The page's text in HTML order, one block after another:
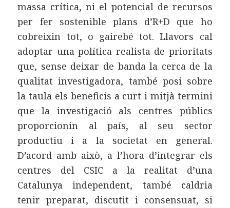
massa crítica, ni el potencial de recursos
per fer sostenible plans d’R+D que ho
cobreixin tot, o gairebé tot. Llavors cal
adoptar una política realista de prioritats
que, sense deixar de banda la cerca de la
qualitat investigadora, també posi sobre
la taula els beneficis a curt i mitjà termini
que la investigació als centres públics
proporcionin al país, al seu sector
productiu i a la societat en general.
D’acord amb això, a l’hora d’integrar els
centres del CSIC a la realitat d’una
Catalunya independent, també caldria
tenir preparat, discutit i consensuat, si